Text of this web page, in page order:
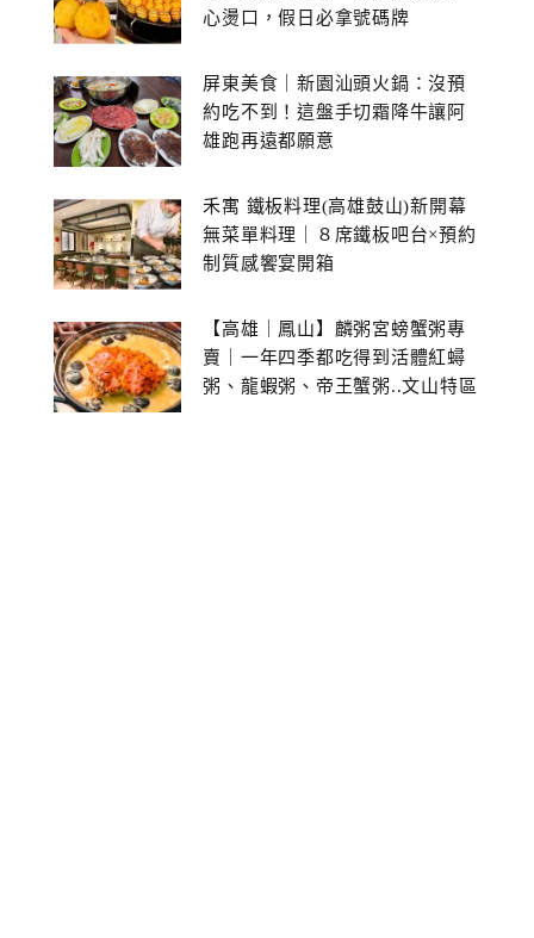
心燙口，假日必拿號碼牌
屏東美食｜新園汕頭火鍋：沒預
約吃不到！這盤手切霜降牛讓阿
雄跑再遠都願意
禾寓 鐵板料理(高雄鼓山)新開幕
無菜單料理｜８席鐵板吧台×預約
制質感饗宴開箱
【高雄｜鳳山】麟粥宮螃蟹粥專
賣｜一年四季都吃得到活體紅蟳
粥、龍蝦粥、帝王蟹粥..文山特區